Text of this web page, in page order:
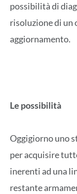
possibilità di
risoluzione di un
aggiornamento.
Le possibilità
Oggigiorno uno
per acquisire
inerenti ad una
restante